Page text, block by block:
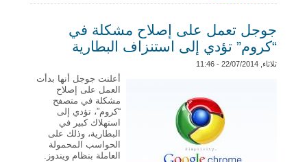
جوجل تعمل على إصلاح مشكلة في
“كروم” تؤدي إلى استنزاف البطارية
ثلاثاء, 22/07/2014 - 11:46
أعلنت جوجل أنها بدأت
العمل على إصلاح
مشكلة في متصفح
“كروم”، تؤدي إلى
استهلاك كبير في
البطارية، وذلك على
الحواسب المحمولة
العاملة بنظام ويندوز.